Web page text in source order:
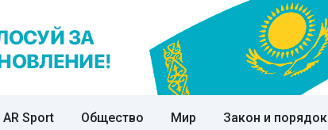
AR Sport Общество Мир Закон и порядок